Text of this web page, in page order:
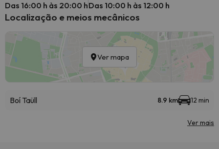
Das 16:00 h às 20:00 hDas 10:00 h às 12:00 h
Localização e meios mecânicos
Ver mapa
Boí Taüll 8.9 km 12 min
Ver mais